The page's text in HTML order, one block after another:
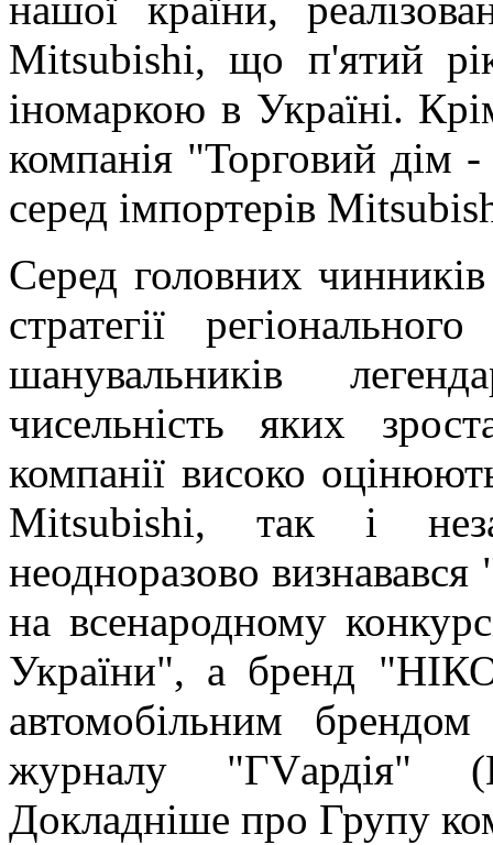
нашої країни,
Mitsubishi, що п'ятий
іномаркою в Україні.
компанія "Торговий
серед імпортерів
Серед головних чинників
стратегії
шанувальників
чисельність яких
компанії високо
Mitsubishi, так і
неодноразово
на всенародному
України", а бренд
автомобільним
журналу "ГVардія"
Докладніше про Групу